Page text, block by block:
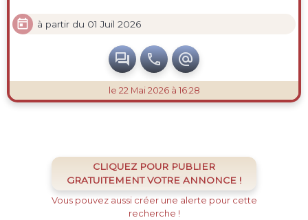
 à partir du 01 Juil 2026
  
le 22 Mai 2026 à 16:28
CLIQUEZ POUR PUBLIER
GRATUITEMENT VOTRE ANNONCE !
Vous pouvez aussi créer une alerte pour cette
recherche !